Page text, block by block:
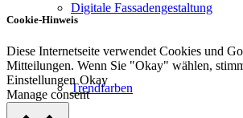
Digitale Fassadengestaltung
Trendfarben
Cookie-Hinweis
Diese Internetseite verwendet Cookies und
Mitteilungen. Wenn Sie "Okay" wählen,
Einstellungen Okay
Manage consent